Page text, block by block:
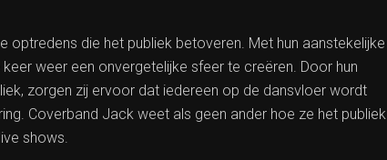
die het publiek betoveren. Met hun aanstekelijke
weer een onvergetelijke sfeer te creëren. Door hun
zorgen zij ervoor dat iedereen op de dansvloer wordt
Coverband Jack weet als geen ander hoe ze het publiek
shows.